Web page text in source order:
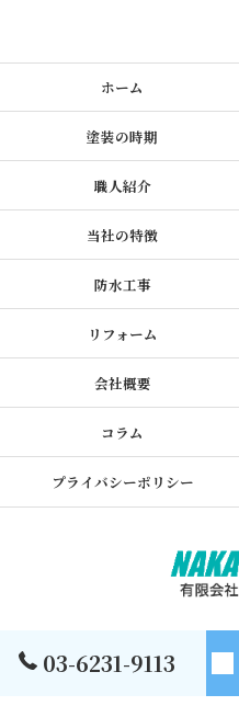
03-6231-9113
ホーム
塗装の時期
職人紹介
当社の特徴
防水工事
リフォーム
会社概要
コラム
プライバシーポリシー
© 2026 東京都墨田区の外壁塗装